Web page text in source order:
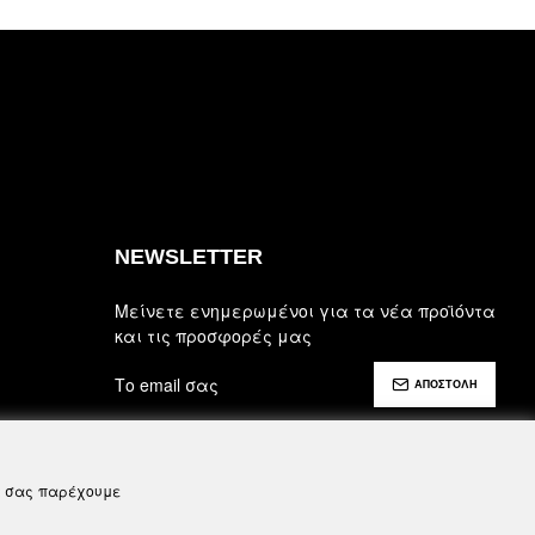
NEWSLETTER
Μείνετε ενημερωμένοι για τα νέα προϊόντα
και τις προσφορές μας
ΑΠΟΣΤΟΛΗ
σας παρέχουμε